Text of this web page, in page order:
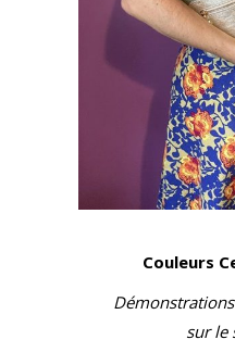
Couleurs
sur le